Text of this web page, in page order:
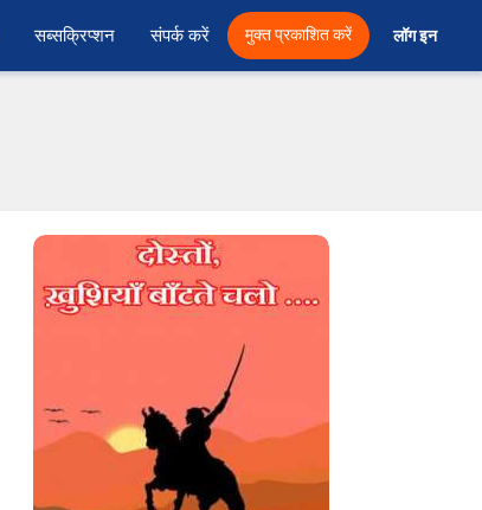
सब्सक्रिप्शन संपर्क करें मुक्त प्रकाशित करें लॉग इन